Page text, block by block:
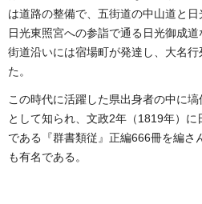
は道路の整備で、五街道の中山道と
日光東照宮への参詣で通る日光御成
街道沿いには宿場町が発達し、大名
た。
この時代に活躍した県出身者の中に
として知られ、文政2年（1819年）
である『群書類従』正編666冊を編さ
も有名である。